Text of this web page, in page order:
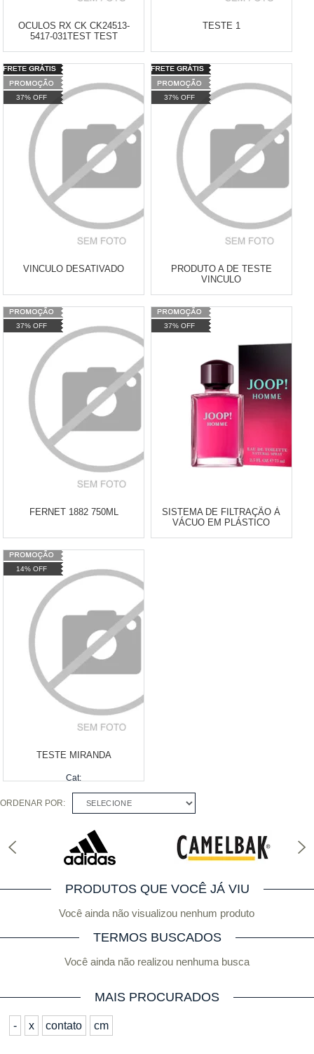
OCULOS RX CK CK24513-
5417-031TEST TEST
Varejo:
Atacado: R$ 2.550,90 (Apenas
Revendedor)
10 x
COMPRAR
TESTE 1
Varejo:
Atacado: R$ 2.550,90 (Apenas
Revendedor)
10 x
COMPRAR
37% OFF
VINCULO DESATIVADO
TELEVENDAS TESTE DE
TELEVENDAS
ESTAMOS EFETUANDO
TESTES
37% OFF
PRODUTO A DE TESTE
VINCULO
TELEVENDAS TESTE DE
TELEVENDAS
ESTAMOS EFETUANDO
TESTES
37% OFF
FERNET 1882 750ML
Varejo:
Atacado: R$ 2.550,90 (Apenas
Revendedor)
10 x
Cat:
COMPRAR
37% OFF
SISTEMA DE FILTRAÇÃO À
VÁCUO EM PLÁSTICO
14% OFF
TESTE MIRANDA
Cat:
Fab:
Produto Indisponível
ORDENAR POR: SELECIONE
PRODUTOS QUE VOCÊ JÁ VIU
Você ainda não visualizou nenhum produto
TERMOS BUSCADOS
Você ainda não realizou nenhuma busca
MAIS PROCURADOS
- x contato cm